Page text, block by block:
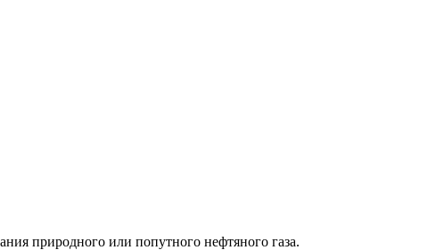
природного или попутного нефтяного газа.